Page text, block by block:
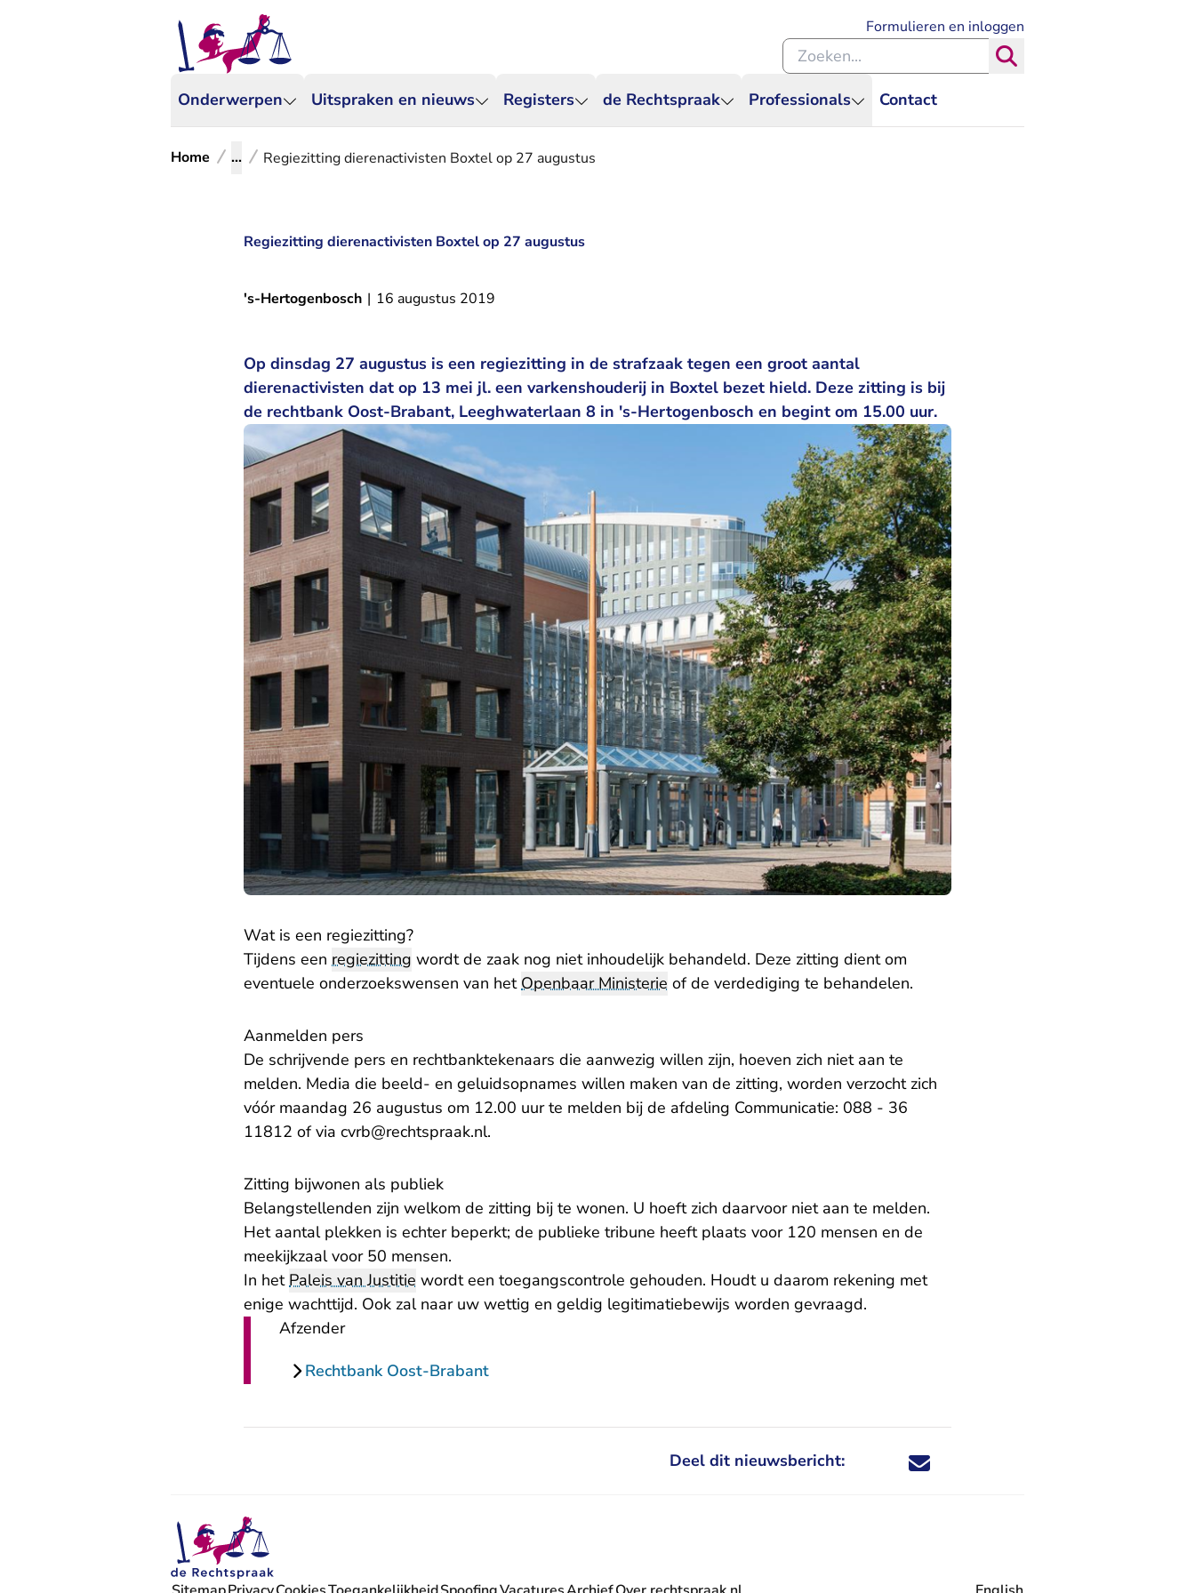
Onderwerpen Uitspraken en nieuws Registers de Rechtspraak Professionals Contact
Formulieren en inloggen
Zoeken binnen de Rechtspraak
Home ... Regiezitting dierenactivisten Boxtel op 27 augustus
Regiezitting dierenactivisten Boxtel op 27 augustus
's-Hertogenbosch | 16 augustus 2019
Op dinsdag 27 augustus is een regiezitting in de strafzaak tegen een groot aantal
dierenactivisten dat op 13 mei jl. een varkenshouderij in Boxtel bezet hield. Deze zitting is bij
de rechtbank Oost-Brabant, Leeghwaterlaan 8 in 's-Hertogenbosch en begint om 15.00 uur.
Wat is een regiezitting?
Tijdens een regiezitting wordt de zaak nog niet inhoudelijk behandeld. Deze zitting dient om
eventuele onderzoekswensen van hetOpenbaar Ministerie of de verdediging te behandelen.
Aanmelden pers
De schrijvende pers en rechtbanktekenaars die aanwezig willen zijn, hoeven zich niet aan te
melden. Media die beeld- en geluidsopnames willen maken van de zitting, worden verzocht zich
vóór maandag 26 augustus om 12.00 uur te melden bij de afdeling Communicatie: 088 - 36
11812 of via cvrb@rechtspraak.nl- U verlaat Rechtspraak.nl
.
Zitting bijwonen als publiek
Belangstellenden zijn welkom de zitting bij te wonen. U hoeft zich daarvoor niet aan te melden.
Het aantal plekken is echter beperkt; de publieke tribune heeft plaats voor 120 mensen en de
meekijkzaal voor 50 mensen.
In hetPaleis van Justitie wordt een toegangscontrole gehouden. Houdt u daarom rekening met
enige wachttijd. Ook zal naar uw wettig en geldig legitimatiebewijs worden gevraagd.
Afzender
Rechtbank Oost-Brabant
Deel dit nieuwsbericht: Deel dit nieuwsbericht via X - U verlaat
Deel dit nieuwsbericht via Facebook - U
Deel dit nieuwsbericht via e-mail
Deel dit nieuwsbericht via LinkedIn - U